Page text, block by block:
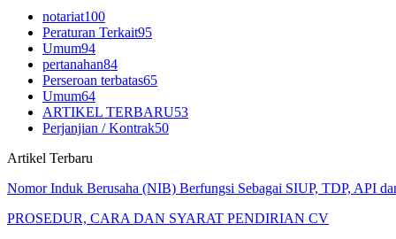
notariat100
Peraturan Terkait95
Umum94
pertanahan84
Perseroan terbatas65
Umum64
ARTIKEL TERBARU53
Perjanjian / Kontrak50
Artikel Terbaru
Nomor Induk Berusaha (NIB) Berfungsi Sebagai SIUP, TDP, API
PROSEDUR, CARA DAN SYARAT PENDIRIAN CV